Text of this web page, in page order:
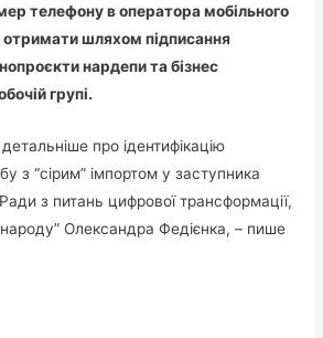
телефону в оператора мобільного
отримати шляхом підписання
нардепи та бізнес
групі.
про ідентифікацію
з “сірим” імпортом у заступника
з питань цифрової трансформації,
Олександра Федієнка, – пише